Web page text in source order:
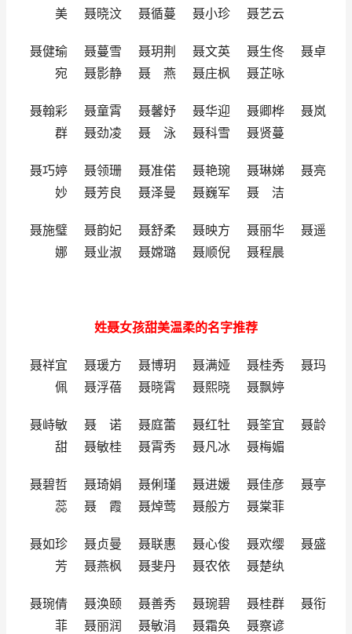
美 聂晓汶 聂循蔓 聂小珍 聂艺云
聂健瑜 聂蔓雪 聂玥荆 聂文英 聂生佟 聂卓
宛 聂影静 聂 燕 聂庄枫 聂芷咏
聂翰彩 聂童霄 聂馨妤 聂华迎 聂卿桦 聂岚
群 聂劲凌 聂 泳 聂科雪 聂贤蔓
聂巧婷 聂领珊 聂准偌 聂艳琬 聂琳娣 聂亮
妙 聂芳良 聂泽曼 聂巍军 聂 洁
聂施璧 聂韵妃 聂舒柔 聂映方 聂丽华 聂遥
娜 聂业淑 聂嫦璐 聂顺倪 聂程晨
姓聂女孩甜美温柔的名字推荐
聂祥宜 聂瑗方 聂博玥 聂满娅 聂桂秀 聂玛
佩 聂浮蓓 聂晓霄 聂熙晓 聂飘婷
聂峙敏 聂 诺 聂庭蕾 聂红牡 聂筌宜 聂龄
甜 聂敏桂 聂霄秀 聂凡冰 聂梅媚
聂碧哲 聂琦娟 聂俐瑾 聂进媛 聂佳彦 聂亭
蕊 聂 霞 聂焯莺 聂般方 聂棠菲
聂如珍 聂贞曼 聂联惠 聂心俊 聂欢缨 聂盛
芳 聂燕枫 聂斐丹 聂农依 聂楚纨
聂琬倩 聂涣颐 聂善秀 聂琬碧 聂桂群 聂衔
菲 聂丽润 聂敏涓 聂霜奂 聂察谚